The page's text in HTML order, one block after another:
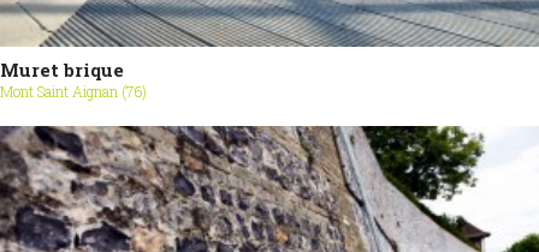
Muret brique
Mont Saint Aignan (76)